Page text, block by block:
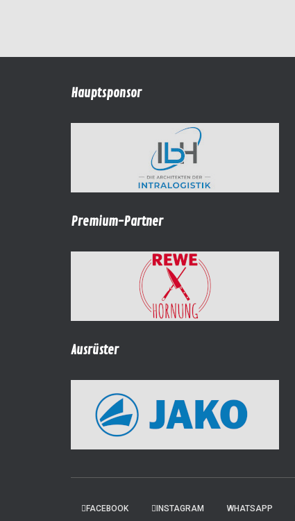
Hauptsponsor
Premium-Partner
Ausrüster
FACEBOOK INSTAGRAM WHATSAPP